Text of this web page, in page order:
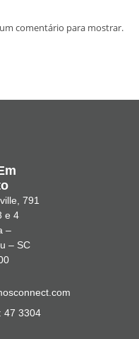
comentário para mostrar.
791
e 4
–
– SC
47 3304